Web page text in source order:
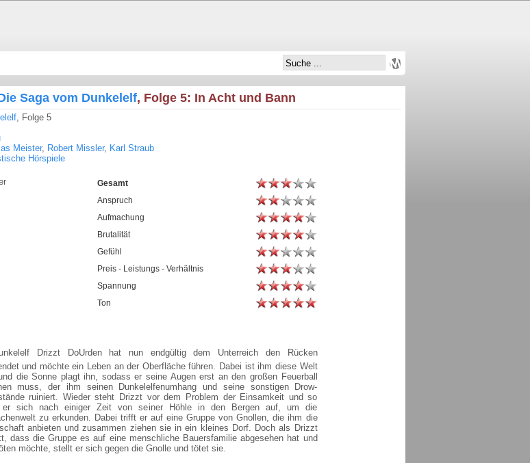
Saga vom Dunkelelf, Folge 5: In Acht und Bann
, Folge 5
Meister, Robert Missler, Karl Straub
Hörspiele
Gesamt
Anspruch
Aufmachung
Brutalität
Gefühl
Preis - Leistungs - Verhältnis
Spannung
Ton
Drizzt DoUrden hat nun endgültig dem Unterreich den Rücken
und möchte ein Leben an der Oberfläche führen. Dabei ist ihm diese Welt
die Sonne plagt ihn, sodass er seine Augen erst an den großen Feuerball
muss, der ihm seinen Dunkelelfenumhang und seine sonstigen Drow-
ruiniert. Wieder steht Drizzt vor dem Problem der Einsamkeit und so
er sich nach einiger Zeit von seiner Höhle in den Bergen auf, um die
zu erkunden. Dabei trifft er auf eine Gruppe von Gnollen, die ihm die
anbieten und zusammen ziehen sie in ein kleines Dorf. Doch als Drizzt
dass die Gruppe es auf eine menschliche Bauersfamilie abgesehen hat und
möchte, stellt er sich gegen die Gnolle und tötet sie.